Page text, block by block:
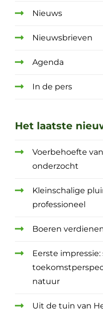
Nieuws
Nieuwsbrieven
Agenda
In de pers
Het laatste
Voerbehoefte
onderzocht
Kleinschalige
professioneel
Boeren
Eerste
natuur
Uit de tuin van